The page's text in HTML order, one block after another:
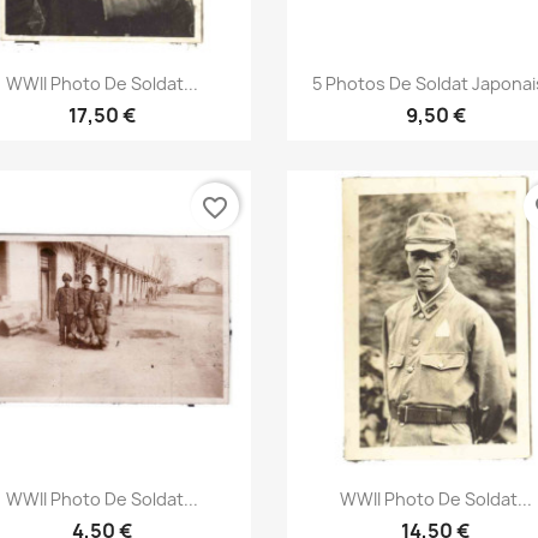
Aperçu rapide
WWII Photo De Soldat...
17,50 €
Aperçu rapide
5 Photos De Soldat
9,50 €
Aperçu rapide
WWII Photo De Soldat...
4,50 €
favorite_border
Aperçu rapide
WWII Photo De Soldat...
14,50 €